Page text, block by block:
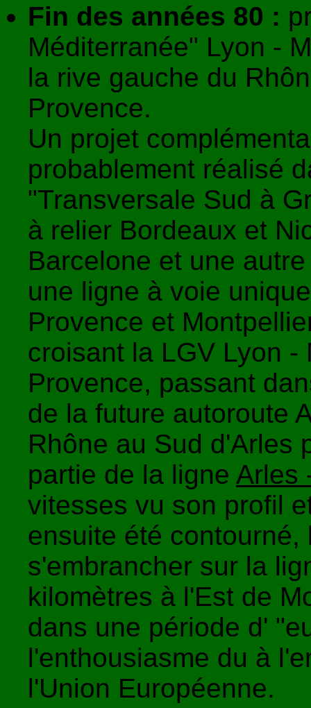
Fin des années 80 :
Méditerranée" Lyon -
la rive gauche du
Provence.
Un projet
probablement réalisé
"Transversale Sud à
à relier Bordeaux et
Barcelone et une
une ligne à voie
Provence et
croisant la LGV Lyon
Provence, passant
de la future autoroute
Rhône au Sud d'Arles
partie de la ligne Arles
vitesses vu son profil
ensuite été
s'embrancher sur la
kilomètres à l'Est de
dans une période d'
l'enthousiasme du à
l'Union Européenne.